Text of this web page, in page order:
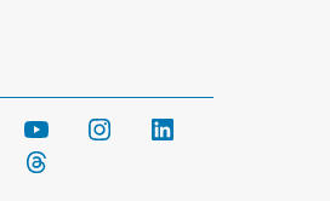
YouTube Instagram
WhatsApp